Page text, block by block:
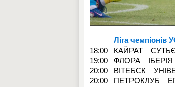
Ліга чемпіонів
18:00 КАЙРАТ –
19:00 ФЛОРА – ІБЕРІЯ
20:00 ВІТЕБСК –
20:00 ПЕТРОКЛУБ –